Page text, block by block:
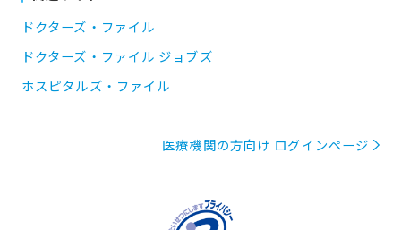
ドクターズ・ファイル
ドクターズ・ファイル ジョブズ
ホスピタルズ・ファイル
医療機関の方向け ログインページ